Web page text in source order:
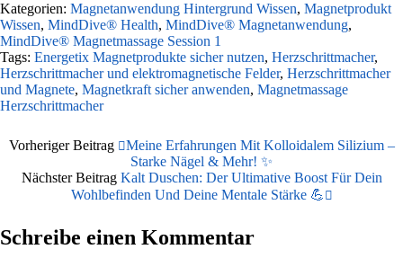
Kategorien: Magnetanwendung Hintergrund Wissen, Magnetprodukt
Wissen, MindDive® Health, MindDive® Magnetanwendung,
MindDive® Magnetmassage Session 1
Tags: Energetix Magnetprodukte sicher nutzen, Herzschrittmacher,
Herzschrittmacher und elektromagnetische Felder, Herzschrittmacher
und Magnete, Magnetkraft sicher anwenden, Magnetmassage
Herzschrittmacher
Vorheriger Beitrag
Meine Erfahrungen Mit Kolloidalem Silizium –
Starke Nägel & Mehr! ✨
Nächster Beitrag Kalt Duschen: Der Ultimative Boost Für Dein
Wohlbefinden Und Deine Mentale Stärke 💪
Schreibe einen Kommentar